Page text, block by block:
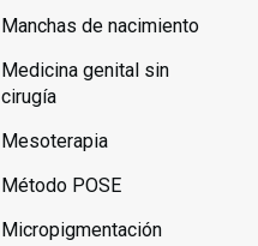
Manchas de nacimiento
Medicina genital sin
cirugía
Mesoterapia
Método POSE
Micropigmentación